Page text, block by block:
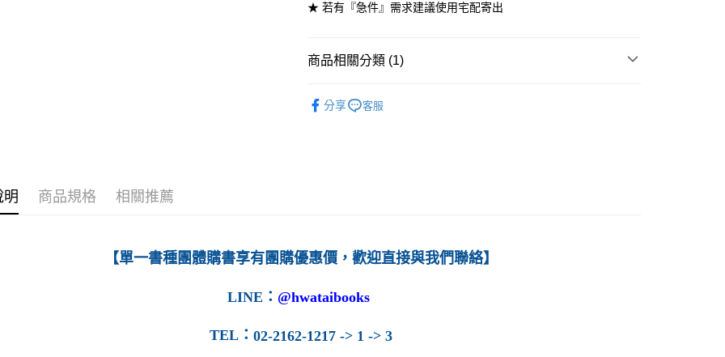
每筆NT$60
★ 若有『急件』需求建議使用宅配寄出
商品相關分類 (1)
分享
客服
明 商品規格 相關推薦
【單一書種團體購書享有團購優惠價，歡迎直接與我們聯絡】
LINE ： @hwataibooks
TEL： 02-2162-1217 -> 1 -> 3